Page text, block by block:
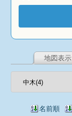
地図表示
名前順